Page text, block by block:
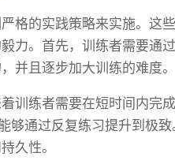
格的实践策略来实施。这
力。首先，训练者需要通
并且逐步加大训练的难度。
训练者需要在短时间内完
够通过反复练习提升到极
久性。